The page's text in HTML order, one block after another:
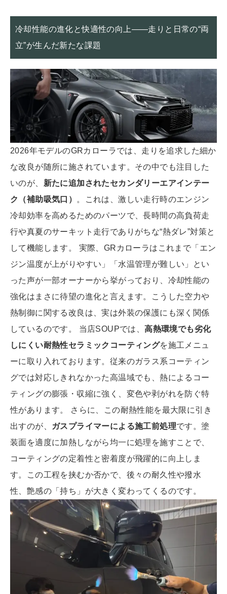
冷却性能の進化と快適性の向上――走りと日常の“両
立”が生んだ新たな課題
2026年モデルのGRカローラでは、走りを追求した細か
な改良が随所に施されています。その中でも注目した
いのが、 新たに追加されたセカンダリーエアインテー
ク（補助吸気口）
。これは、激しい走行時のエンジン
冷却効率を高めるためのパーツで、長時間の高負荷走
行や真夏のサーキット走行でありがちな“熱ダレ”対策と
して機能します。 実際、GRカローラはこれまで「エン
ジン温度が上がりやすい」「水温管理が難しい」とい
った声が一部オーナーから挙がっており、冷却性能の
強化はまさに待望の進化と言えます。こうした空力や
熱制御に関する改良は、実は外装の保護にも深く関係
しているのです。 当店SOUPでは、高熱環境でも劣化
しにくい耐熱性セラミックコーティングを施工メニュ
ーに取り入れております。従来のガラス系コーティン
グでは対応しきれなかった高温域でも、熱によるコー
ティングの膨張・収縮に強く、変色や剥がれを防ぐ特
性があります。 さらに、この耐熱性能を最大限に引き
出すのが、
ガスプライマーによる施工前処理です。塗
装面を適度に加熱しながら均一に処理を施すことで、
コーティングの定着性と密着度が飛躍的に向上しま
す。この工程を挟むか否かで、後々の耐久性や撥水
性、艶感の「持ち」が大きく変わってくるのです。